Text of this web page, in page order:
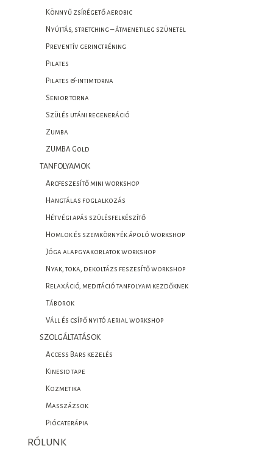
Könnyű zsírégető aerobic
Nyújtás, stretching – átmenetileg szünetel
Preventív gerinctréning
Pilates
Pilates & intimtorna
Senior torna
Szülés utáni regeneráció
Zumba
ZUMBA Gold
TANFOLYAMOK
Arcfeszesítő mini workshop
Hangtálas foglalkozás
Hétvégi apás szülésfelkészítő
Homlok és szemkörnyék ápoló workshop
Jóga alapgyakorlatok workshop
Nyak, toka, dekoltázs feszesítő workshop
Relaxáció, meditáció tanfolyam kezdőknek
Táborok
Váll és csípő nyitó aerial workshop
SZOLGÁLTATÁSOK
Access Bars kezelés
Kinesio tape
Kozmetika
Masszázsok
Piócaterápia
RÓLUNK